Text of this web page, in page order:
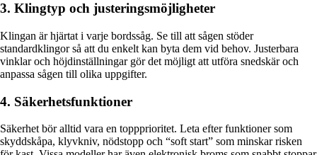
3. Klingtyp och justeringsmöjligheter
Klingan är hjärtat i varje bordssåg. Se till att sågen stöder
standardklingor så att du enkelt kan byta dem vid behov. Justerbara
vinklar och höjdinställningar gör det möjligt att utföra snedskär och
anpassa sågen till olika uppgifter.
4. Säkerhetsfunktioner
Säkerhet bör alltid vara en toppprioritet. Leta efter funktioner som
skyddskåpa, klyvkniv, nödstopp och “soft start” som minskar risken